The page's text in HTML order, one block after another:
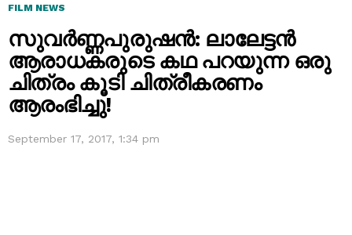
FILM NEWS
സുവർണ്ണപുരുഷൻ: ലാലേട്ടന്‍
ആരാധകരുടെ കഥ പറയുന്ന ഒരു
ചിത്രം കൂടി ചിത്രീകരണം
ആരംഭിച്ചു!
September 17, 2017, 1:34 pm